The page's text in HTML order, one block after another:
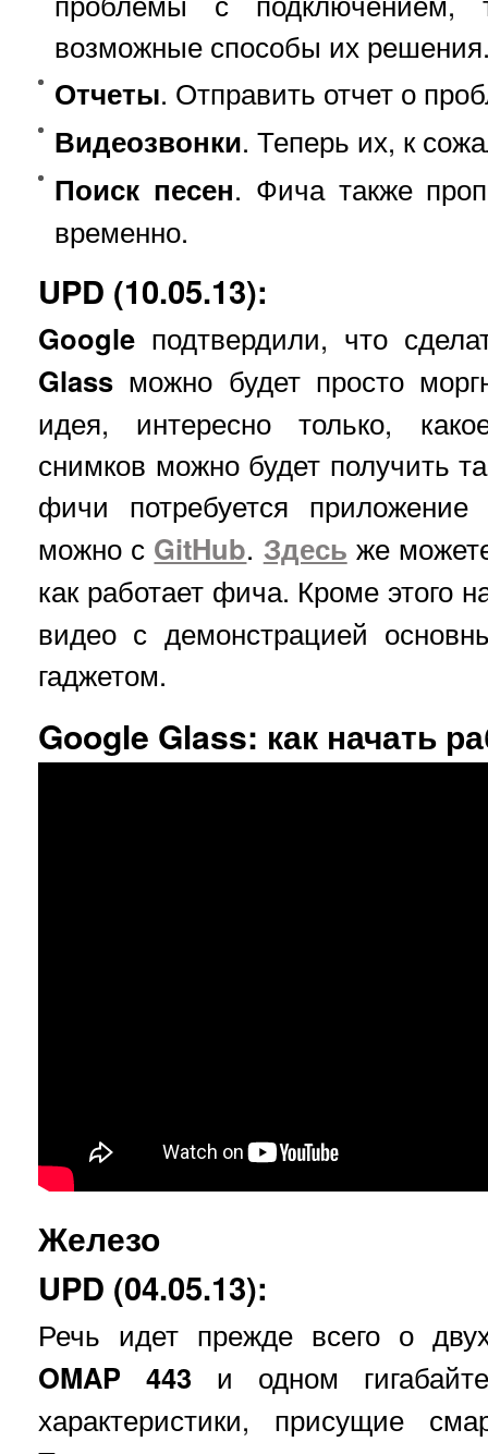
возможные способы их
Отчеты. Отправить отчет о
Видеозвонки. Теперь их, к
Поиск песен. Фича также
временно.
UPD (10.05.13):
Google подтвердили, что
Glass можно будет просто
идея, интересно только,
снимков можно будет получить
фичи потребуется приложение
можно с GitHub. Здесь же
как работает фича. Кроме этого
видео с демонстрацией
гаджетом.
Google Glass: как начать
Железо
UPD (04.05.13):
Речь идет прежде всего о
OMAP 443 и одном
характеристики, присущие